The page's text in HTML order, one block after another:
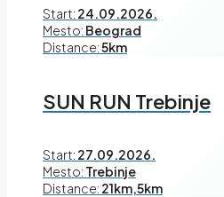
Start: 24.09.2026.
Mesto: Beograd
Distance:5km
SUN RUN Trebinje
Start: 27.09.2026.
Mesto: Trebinje
Distance: 21km,5km